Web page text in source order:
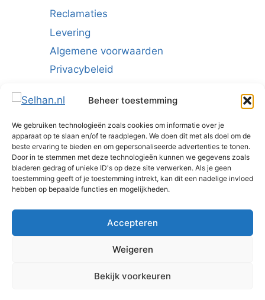
Beheer toestemming
We gebruiken technologieën zoals cookies om informatie over je
apparaat op te slaan en/of te raadplegen. We doen dit met als doel om de
beste ervaring te bieden en om gepersonaliseerde advertenties te tonen.
Door in te stemmen met deze technologieën kunnen we gegevens zoals
bladeren gedrag of unieke ID's op deze site verwerken. Als je geen
toestemming geeft of je toestemming intrekt, kan dit een nadelige invloed
hebben op bepaalde functies en mogelijkheden.
Accepteren
Weigeren
Bekijk voorkeuren
Reclamaties
Levering
Algemene voorwaarden
Privacybeleid
Schrijf u in voor de nieuwsbrief:
E-mailadres*
© 2026 - SELHAN BENELUX